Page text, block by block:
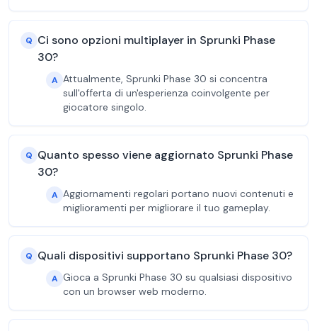
Q Ci sono opzioni multiplayer in Sprunki Phase
30?
A Attualmente, Sprunki Phase 30 si concentra
sull'offerta di un'esperienza coinvolgente per
giocatore singolo.
Q Quanto spesso viene aggiornato Sprunki Phase
30?
A Aggiornamenti regolari portano nuovi contenuti e
miglioramenti per migliorare il tuo gameplay.
Q Quali dispositivi supportano Sprunki Phase 30?
A Gioca a Sprunki Phase 30 su qualsiasi dispositivo
con un browser web moderno.